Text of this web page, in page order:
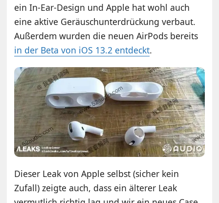
ein In-Ear-Design und Apple hat wohl auch
eine aktive Geräuschunterdrückung verbaut.
Außerdem wurden die neuen AirPods bereits
in der Beta von iOS 13.2 entdeckt.
Dieser Leak von Apple selbst (sicher kein
Zufall) zeigte auch, dass ein älterer Leak